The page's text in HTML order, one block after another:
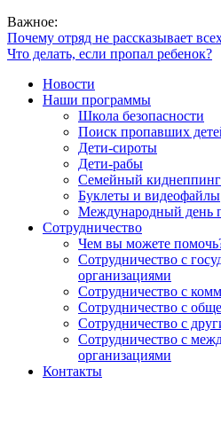
Важное:
Почему отряд не рассказывает
Что делать, если пропал ребенок?
Новости
Наши программы
Школа безопасности
Поиск пропавших
Дети-сироты
Дети-рабы
Семейный киднеппинг
Буклеты и видеофайлы
Международный день
Сотрудничество
Чем вы можете
Сотрудничество с
организациями
Сотрудничество с
Сотрудничество с
Сотрудничество с
Сотрудничество с
организациями
Контакты